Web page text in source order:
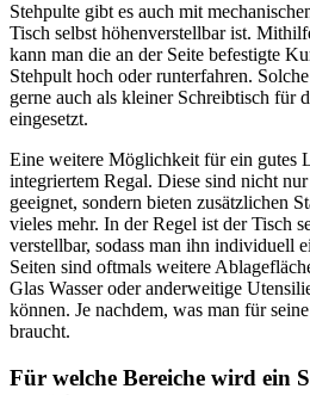
Stehpulte gibt es auch mit
Tisch selbst höhenverstellbar ist.
kann man die an der Seite befestigte
Stehpult hoch oder runterfahren.
gerne auch als kleiner Schreibtisch für
eingesetzt.
Eine weitere Möglichkeit für ein gutes
integriertem Regal. Diese sind nicht
geeignet, sondern bieten zusätzlichen
vieles mehr. In der Regel ist der Tisch
verstellbar, sodass man ihn individuell
Seiten sind oftmals weitere
Glas Wasser oder anderweitige
können. Je nachdem, was man für
braucht.
Für welche Bereiche wird ein